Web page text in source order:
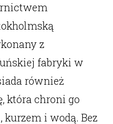
z
fabryki w
również
która chroni go
i wodą. Bez